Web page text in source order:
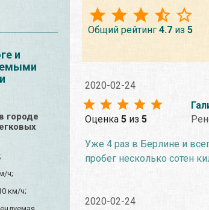
и
городе
ч;
км/ч;
Общий рейтинг 4.7из 5
2020-02-24
Оценка 5из 5
Уже 4 раз в Берлине и
пробег несколько сотен
2020-02-24